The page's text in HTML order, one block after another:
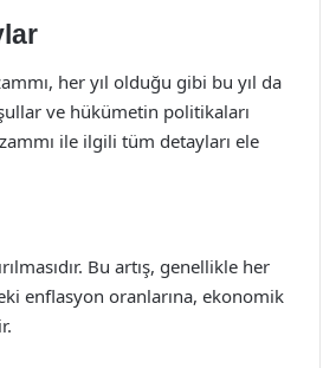
her yıl olduğu gibi bu yıl da
ve hükümetin politikaları
ile ilgili tüm detayları ele
Bu artış, genellikle her
enflasyon oranlarına, ekonomik